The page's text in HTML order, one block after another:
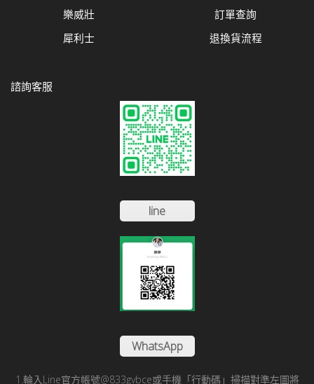
樂威壯
犀利士
訂單查詢
退換貨流程
諮詢客服
line
WhatsApp
1.輪入Line官方帳號@833gvbce或手機「行動碼」掃描對準左圖將